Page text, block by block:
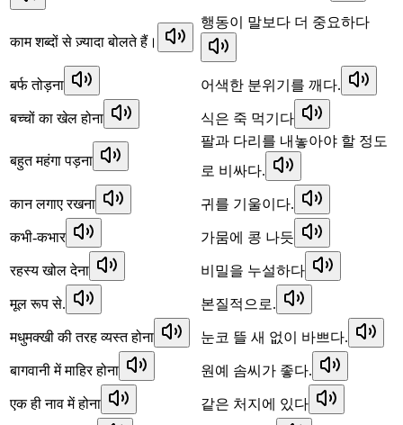
काम शब्दों से ज़्यादा बोलते हैं।
행동이 말보다 더 중요하다
बर्फ तोड़ना 어색한 분위기를 깨다.
बच्चों का खेल होना 식은 죽 먹기다
बहुत महंगा पड़ना
팔과 다리를 내놓아야 할 정도
로 비싸다.
कान लगाए रखना 귀를 기울이다.
कभी-कभार 가뭄에 콩 나듯
रहस्य खोल देना 비밀을 누설하다
मूल रूप से. 본질적으로.
मधुमक्खी की तरह व्यस्त होना 눈코 뜰 새 없이 바쁘다.
बागवानी में माहिर होना 원예 솜씨가 좋다.
एक ही नाव में होना 같은 처지에 있다